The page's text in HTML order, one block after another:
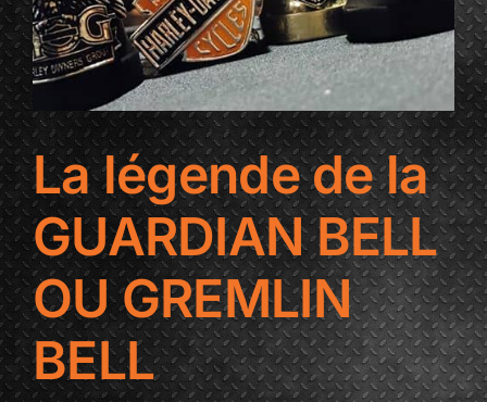
La légende de la
GUARDIAN BELL
OU GREMLIN
BELL